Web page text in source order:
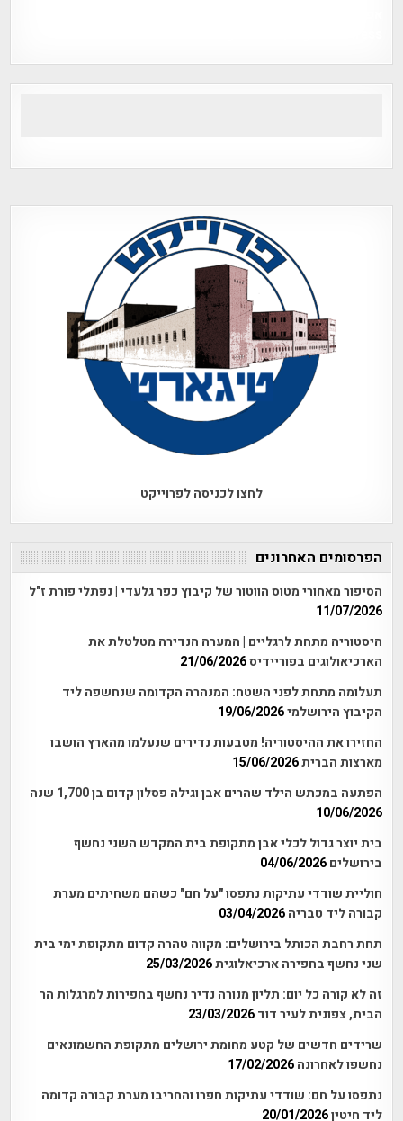
לחצו לכניסה לפרוייקט
הפרסומים האחרונים
הסיפור מאחורי מטוס הווטור של קיבוץ כפר גלעדי | נפתלי פורת ז"ל
11/07/2026
היסטוריה מתחת לרגליים | המערה הנדירה מטלטלת את
הארכיאולוגים בפוריידיס21/06/2026
תעלומה מתחת לפני השטח: המנהרה הקדומה שנחשפה ליד
הקיבוץ הירושלמי19/06/2026
החזירו את ההיסטוריה! מטבעות נדירים שנעלמו מהארץ הושבו
מארצות הברית15/06/2026
הפתעה במכתש הילד שהרים אבן וגילה פסלון קדום בן 1,700 שנה
10/06/2026
בית יוצר גדול לכלי אבן מתקופת בית המקדש השני נחשף
בירושלים 04/06/2026
חוליית שודדי עתיקות נתפסו "על חם" כשהם משחיתים מערת
קבורה ליד טבריה 03/04/2026
תחת רחבת הכותל בירושלים: מקווה טהרה קדום מתקופת ימי בית
שני נחשף בחפירה ארכיאלוגית25/03/2026
זה לא קורה כל יום: תליון מנורה נדיר נחשף בחפירות למרגלות הר
הבית, צפונית לעיר דוד 23/03/2026
שרידים חדשים של קטע מחומת ירושלים מתקופת החשמונאים
נחשפו לאחרונה 17/02/2026
נתפסו על חם: שודדי עתיקות חפרו והחריבו מערת קבורה קדומה
ליד חיטין20/01/2026